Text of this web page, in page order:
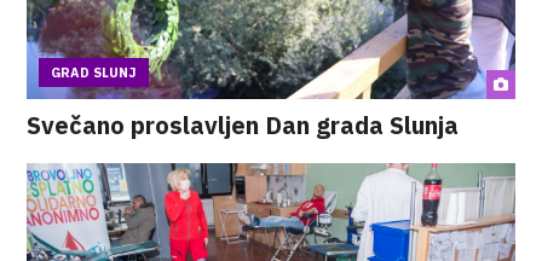
GRAD SLUNJ
Svečano proslavljen Dan grada Slunja